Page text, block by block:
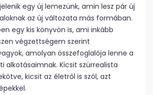
egy új lemezünk, amin lesz pár új
az új változata más formában.
egy kis könyvön is, ami inkább
végzettségem szerint
amolyan összefoglalója lenne a
alkotásaimnak. Kicsit szürrealista
kicsit az életről is szól, azt